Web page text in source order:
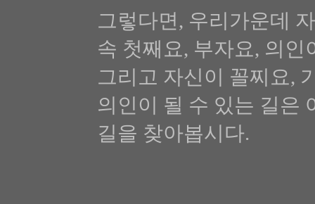
그렇다면, 우리가운데
속 첫째요, 부자요, 의인
그리고 자신이 꼴찌요,
의인이 될 수 있는 길은
길을 찾아봅시다.